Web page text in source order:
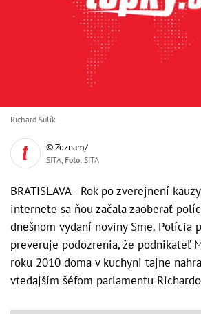
Richard Sulík
© Zoznam/
SITA, Foto: SITA
BRATISLAVA - Rok po zverejnení
internete sa ňou začala zaoberať
dnešnom vydaní noviny Sme. Polícia
preveruje podozrenia, že podnikateľ
roku 2010 doma v kuchyni tajne
vtedajším šéfom parlamentu